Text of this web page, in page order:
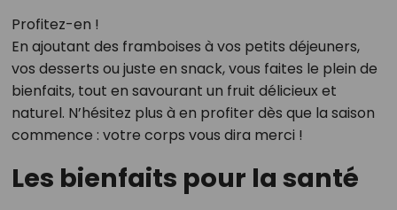
Profitez-en !
En ajoutant des framboises à vos petits déjeuners,
vos desserts ou juste en snack, vous faites le plein de
bienfaits, tout en savourant un fruit délicieux et
naturel. N’hésitez plus à en profiter dès que la saison
commence : votre corps vous dira merci !
Les bienfaits pour la santé